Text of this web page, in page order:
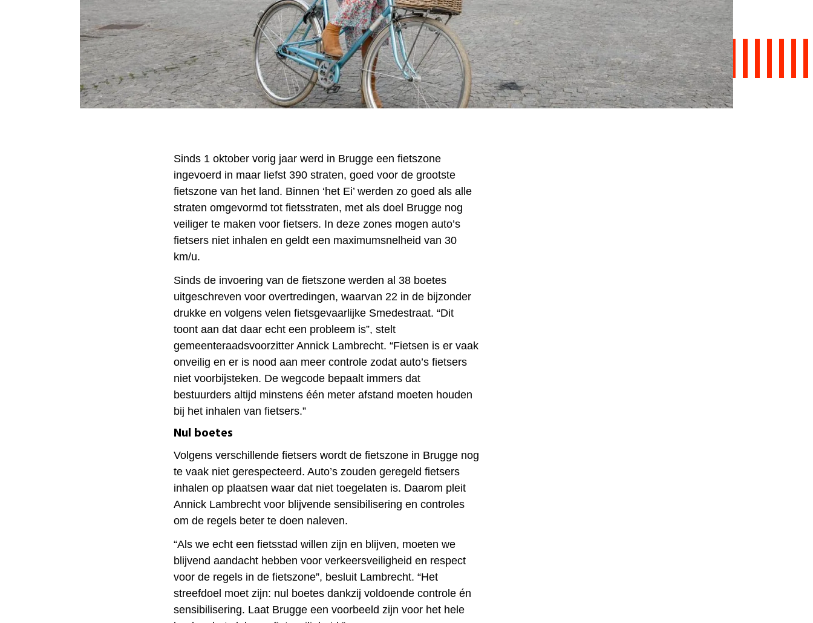
Sinds 1 oktober vorig jaar werd in Brugge een fietszone
ingevoerd in maar liefst 390 straten, goed voor de grootste
fietszone van het land. Binnen ‘het Ei’ werden zo goed als alle
straten omgevormd tot fietsstraten, met als doel Brugge nog
veiliger te maken voor fietsers. In deze zones mogen auto’s
fietsers niet inhalen en geldt een maximumsnelheid van 30
km/u.
Sinds de invoering van de fietszone werden al 38 boetes
uitgeschreven voor overtredingen, waarvan 22 in de bijzonder
drukke en volgens velen fietsgevaarlijke Smedestraat. “Dit
toont aan dat daar echt een probleem is”, stelt
gemeenteraadsvoorzitter Annick Lambrecht. “Fietsen is er vaak
onveilig en er is nood aan meer controle zodat auto’s fietsers
niet voorbijsteken. De wegcode bepaalt immers dat
bestuurders altijd minstens één meter afstand moeten houden
bij het inhalen van fietsers.”
Nul boetes
Volgens verschillende fietsers wordt de fietszone in Brugge nog
te vaak niet gerespecteerd. Auto’s zouden geregeld fietsers
inhalen op plaatsen waar dat niet toegelaten is. Daarom pleit
Annick Lambrecht voor blijvende sensibilisering en controles
om de regels beter te doen naleven.
“Als we echt een fietsstad willen zijn en blijven, moeten we
blijvend aandacht hebben voor verkeersveiligheid en respect
voor de regels in de fietszone”, besluit Lambrecht. “Het
streefdoel moet zijn: nul boetes dankzij voldoende controle én
sensibilisering. Laat Brugge een voorbeeld zijn voor het hele